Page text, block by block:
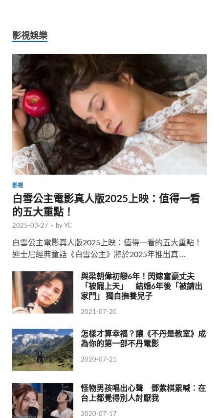
影視娛樂
影視
白雪公主電影真人版2025上映：值得一看
的五大重點！
2025-03-27 - byYC
白雪公主電影真人版2025上映：值得一看的五大重點！
迪士尼經典童話《白雪公主》將於2025年推出真 …
與梁朝偉初戀6年！閃嫁富豪丈夫
「被寵上天」 結婚6年後「被請出
家門」 獨自撫養兒子
2021-07-20
怎樣才算幸福？讓《不丹是教室》成
為你的第一部不丹電影
2020-07-21
怪物男孩唱出心聲 鄧紫棋累喊：在
台上都覺得別人討厭我
2020-07-17